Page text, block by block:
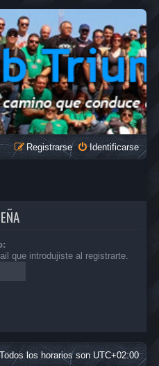
Identificarse
Registrarse
que introdujiste al registrarte.
Todos los horarios sonUTC+02:00